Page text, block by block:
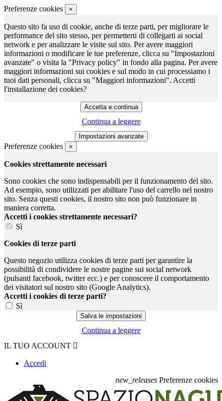
Preferenze cookies ×
Questo sito fa uso di cookie, anche di terze parti, per migliorare le
performance del sito stesso, per permetterti di collegarti ai social
network e per analizzare le visite sul sito. Per avere maggiori
informazioni o modificare le tue preferenze, clicca su "Impostazioni
avanzate" o visita la "Privacy policy" in fondo alla pagina. Per avere
maggiori informazioni sui cookies e sul modo in cui processiamo i
tuoi dati personali, clicca su "Maggiori informazioni". Accetti
l'installazione dei cookies?
Continua a leggere
Preferenze cookies ×
Cookies strettamente necessari
Sono cookies che sono indispensabili per il funzionamento del sito.
Ad esempio, sono utilizzati per abilitare l'uso del carrello nel nostro
sito. Senza questi cookies, il nostro sito non può funzionare in
maniera corretta.
Accetti i cookies strettamente necessari?
Sì
Cookies di terze parti
Questo negozio utilizza cookies di terze parti per garantire la
possibilità di condividere le nostre pagine sui social network
(pulsanti facebook, twitter ecc.) e per conoscere il comportamento
dei visitatori sul nostro sito (Google Analytics).
Accetti i cookies di terze parti?
Sì
Continua a leggere
IL TUO ACCOUNT 
Accedi
new_releases Preferenze cookies